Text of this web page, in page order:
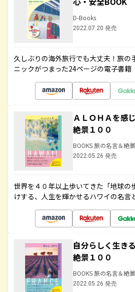
D-Books
2022.07.20 発売
久しぶりの海外旅行でも大丈夫！旅の
ニックがつまった24ページの電子書籍
ＡＬＯＨＡを感
絶景１００
BOOKS 旅の名言＆絶景
2022.05.26 発売
世界を４０年以上歩いてきた「地球の
けする、人生を輝かせるハワイの名言
自分らしく生き
絶景１００
BOOKS 旅の名言＆絶景
2022.05.26 発売